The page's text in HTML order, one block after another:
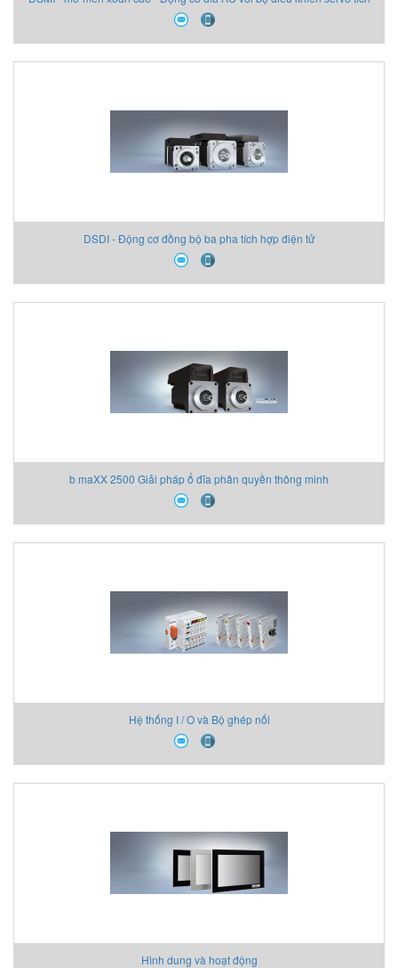
hợp
DSDI - Động cơ đồng bộ ba pha tích hợp điện tử
b maXX 2500 Giải pháp ổ đĩa phân quyền thông minh
Hệ thống I / O và Bộ ghép nối
Hình dung và hoạt động